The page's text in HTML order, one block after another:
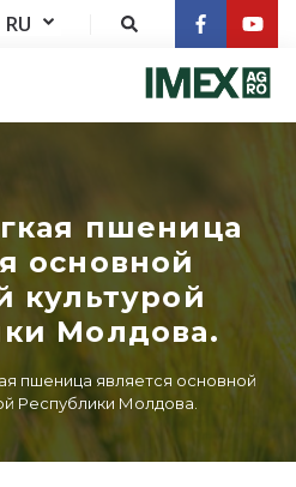
RU
пшеница
основной
культурой
Молдова.
пшеница является основной
Республики Молдова.